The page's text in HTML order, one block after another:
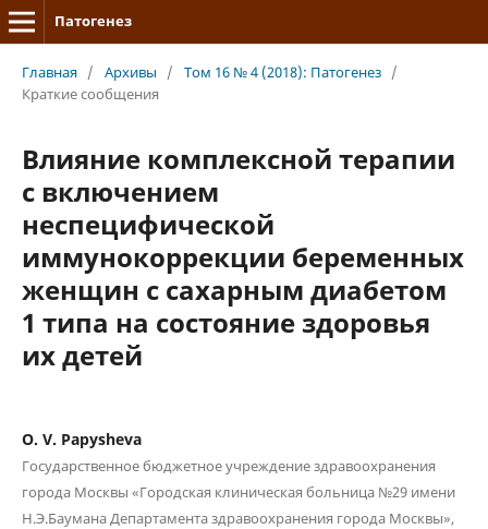
Патогенез
Главная / Архивы / Том 16 № 4 (2018): Патогенез /
Краткие сообщения
Влияние комплексной терапии
с включением
неспецифической
иммунокоррекции беременных
женщин с сахарным диабетом
1 типа на состояние здоровья
их детей
O. V. Papysheva
Государственное бюджетное учреждение здравоохранения
города Москвы «Городская клиническая больница №29 имени
Н.Э.Баумана Департамента здравоохранения города Москвы»,